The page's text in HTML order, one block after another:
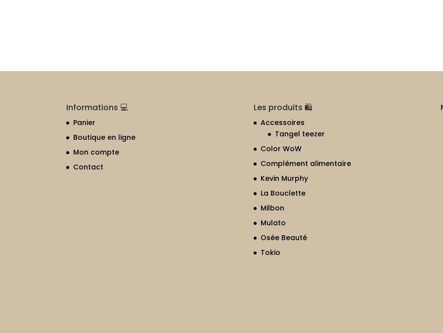
Informations 💻
Panier
Boutique en ligne
Mon compte
Contact
Les produits 🛍
Accessoires
Tangel teezer
Color WoW
Complément alimentaire
Kevin Murphy
La Bouclette
Milbon
Mulato
Osée Beauté
Tokio